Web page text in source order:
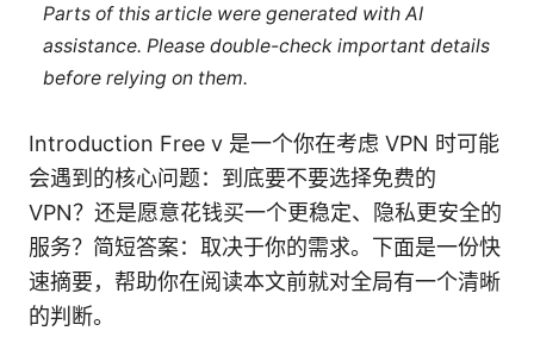
Parts of this article were generated with AI
assistance. Please double-check important details
before relying on them.
Introduction Free v 是一个你在考虑 VPN 时可能
会遇到的核心问题：到底要不要选择免费的
VPN？还是愿意花钱买一个更稳定、隐私更安全的
服务？简短答案：取决于你的需求。下面是一份快
速摘要，帮助你在阅读本文前就对全局有一个清晰
的判断。